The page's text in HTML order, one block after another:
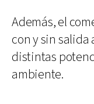
Además, el
con y sin
distintas
ambiente.